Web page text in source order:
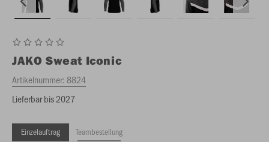
JAKO Sweat Iconic
Artikelnummer:8824
Lieferbar bis 2027
Einzelauftrag Teambestellung